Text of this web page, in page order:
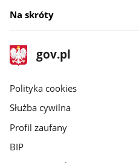
Na skróty
stopka
gov.pl
Strona
gov.pl
gov.pl
Polityka cookies
Służba cywilna
Profil zaufany
BIP